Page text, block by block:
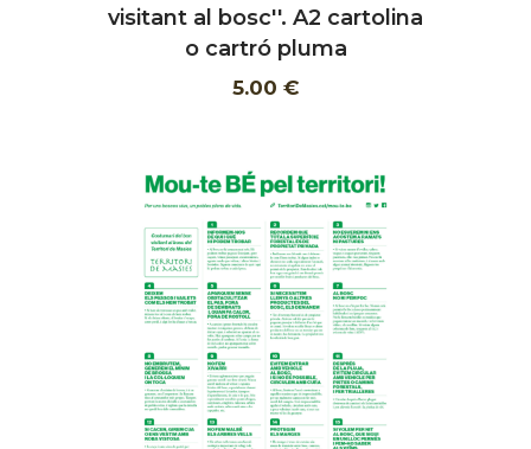
visitant al bosc''. A2 cartolina
o cartró pluma
5.00 €